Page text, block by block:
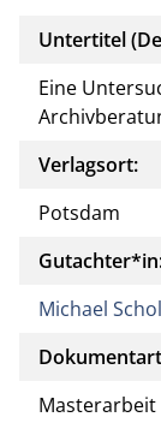
Untertitel
Eine
Verlagsort:
Potsdam
Michael
Masterarbeit